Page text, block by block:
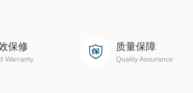
保修
Warranty
质量保障
Quality Assurance